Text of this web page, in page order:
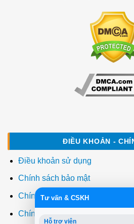
ĐIỀU KHOẢN -
Điều khoản sử dụng
Chính sách bảo mật
Chính sách thanh toán
Chính sách giao hàng
Tư vấn & CSKH
Hỗ trợ viên